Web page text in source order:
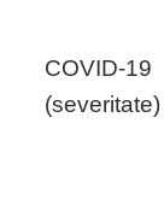
COVID-19
(severitate)